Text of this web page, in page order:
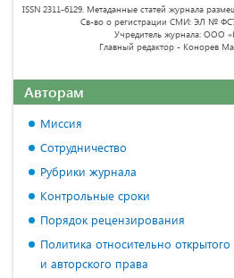
ISSN 2311-6129. Метаданные статей журнала
Св-во о регистрации СМИ: ЭЛ №
Учредитель журнала: ООО
Главный редактор - Конорев
Авторам
Миссия
Сотрудничество
Рубрики журнала
Контрольные сроки
Порядок рецензирования
Политика относительно
и авторского права